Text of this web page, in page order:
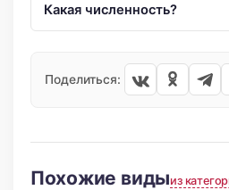
Какая численность?
Поделиться:
Похожие видыиз